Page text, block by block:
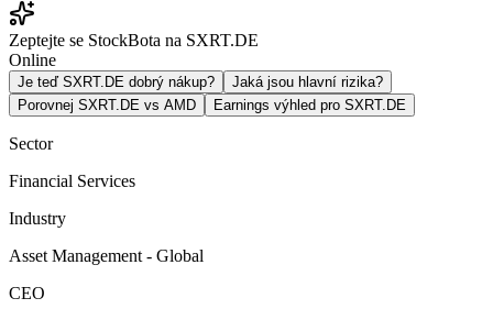
Zeptejte se StockBota na SXRT.DE
Online
Je teď SXRT.DE dobrý nákup?
Jaká jsou hlavní rizika?
Porovnej SXRT.DE vs AMD
Earnings výhled pro SXRT.DE
Sector
Financial Services
Industry
Asset Management - Global
CEO